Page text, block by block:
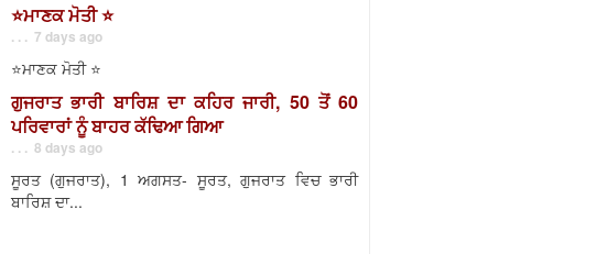
⭐️ਮਾਣਕ ਮੋਤੀ ⭐️
. . . 7 days ago
⭐️ਮਾਣਕ ਮੋਤੀ ⭐️
ਗੁਜਰਾਤ ਭਾਰੀ ਬਾਰਿਸ਼ ਦਾ ਕਹਿਰ ਜਾਰੀ, 50 ਤੋਂ 60
ਪਰਿਵਾਰਾਂ ਨੂੰ ਬਾਹਰ ਕੱਢਿਆ ਗਿਆ
. . . 8 days ago
ਸੂਰਤ (ਗੁਜਰਾਤ), 1 ਅਗਸਤ- ਸੂਰਤ, ਗੁਜਰਾਤ ਵਿਚ ਭਾਰੀ
ਬਾਰਿਸ਼ ਦਾ...